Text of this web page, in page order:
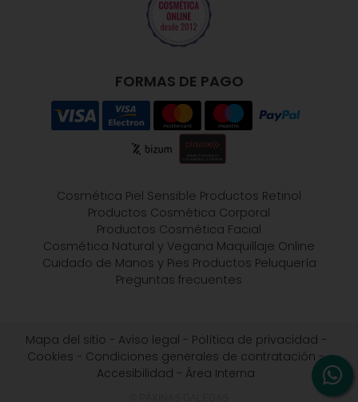
FORMAS DE PAGO
Cosmética Piel Sensible Productos Retinol
Productos Cosmética Corporal
Productos Cosmética Facial
Cosmética Natural y Vegana Maquillaje Online
Cuidado de Manos y Pies Productos Peluquería
Preguntas frecuentes
Mapa del sitio - Aviso legal - Política de privacidad -
Cookies - Condiciones generales de contratación -
Accesibilidad - Área Interna